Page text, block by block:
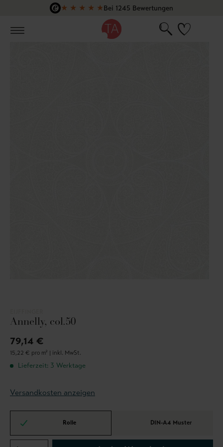
Zum Hauptinhalt springen
★ ★ ★ ★ ★Bei 1245 Bewertungen
Annelly, col.50
79,14 €
15,22 € pro m² | inkl. MwSt.
Lieferzeit: 3 Werktage
Versandkosten anzeigen
Rolle DIN-A4 Muster